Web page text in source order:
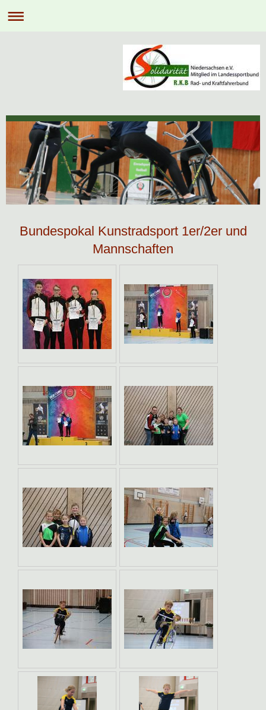
Bundespokal Kunstradsport 1er/2er und
Mannschaften